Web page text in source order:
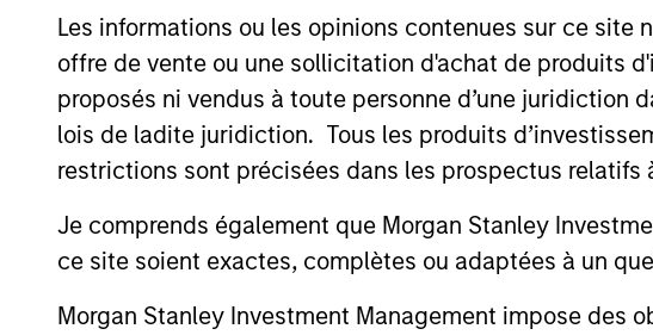
Les informations ou les opinions contenues sur ce
offre de vente ou une sollicitation d'achat de produits
proposés ni vendus à toute personne d’une
lois de ladite juridiction. Tous les produits
restrictions sont précisées dans les prospectus
Je comprends également que Morgan Stanley
ce site soient exactes, complètes ou adaptées à un
Morgan Stanley Investment Management impose des
We expect new deal demand and a large
refinancing wave to gradually overtake
private credit supply allowing lenders to
preserve discipline, strengthen terms, and
capture the illiquidity premium to public
markets. Learn why in our 2026 Private
Credit outlook.
16-DEC-2025
Clip,
Stanley
one of
West-
Series D